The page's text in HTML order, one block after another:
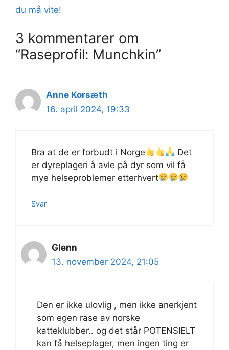
du må vite!
3 kommentarer om
“Raseprofil: Munchkin”
Anne Korsæth
16. april 2024, 19:33
Bra at de er forbudt i Norge
Det
er dyreplageri å avle på dyr som vil få
mye helseproblemer etterhvert
Svar
Glenn
13. november 2024, 21:05
Den er ikke ulovlig , men ikke anerkjent
som egen rase av norske
katteklubber.. og det står POTENSIELT
kan få helseplager, men ingen ting er